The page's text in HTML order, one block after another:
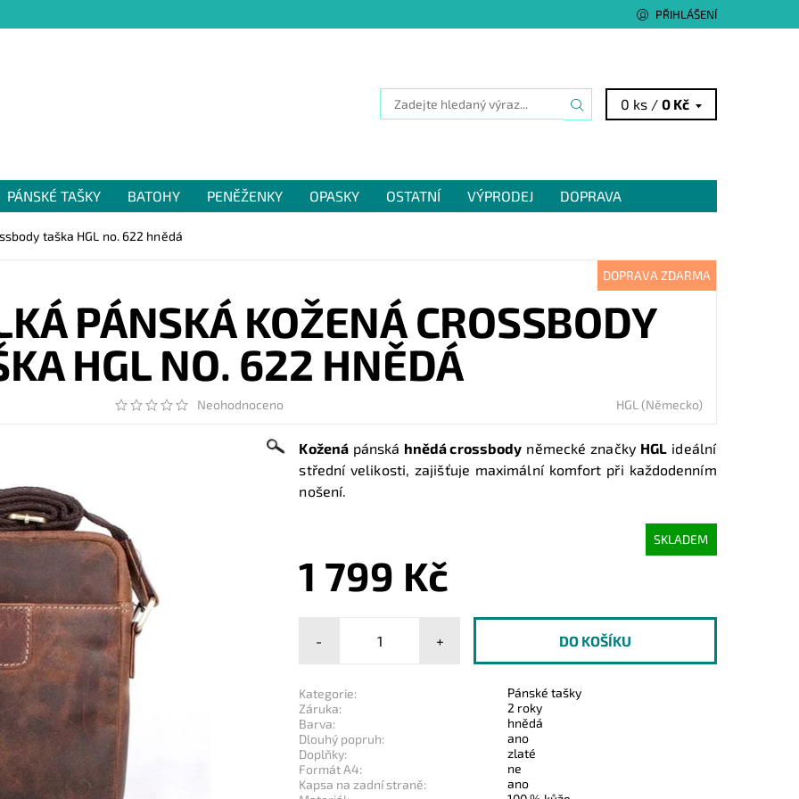
PŘIHLÁŠENÍ
0 ks /0 Kč
PÁNSKÉ TAŠKY BATOHY PENĚŽENKY OPASKY OSTATNÍ VÝPRODEJ
DOPRAVA
taška HGL no. 622 hnědá
DOPRAVA ZDARMA
PÁNSKÁ KOŽENÁ CROSSBODY
HGL NO. 622 HNĚDÁ
Neohodnoceno HGL (Německo)
Kožená pánská hnědá crossbody německé značky HGL ideální
střední velikosti, zajišťuje maximální komfort při každodenním
nošení.
SKLADEM
1 799 Kč
- +
Kategorie:
Pánské tašky
Záruka:
2 roky
Barva:
hnědá
Dlouhý popruh:
ano
Doplňky:
zlaté
Formát A4:
ne
Kapsa na zadní straně:
ano